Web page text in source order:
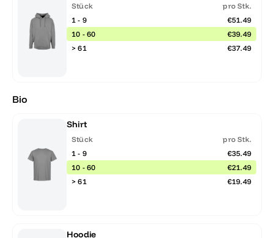
Stück
pro Stk.
1 - 9
€51.49
10 - 60
€39.49
> 61
€37.49
Bio
Shirt
Stück
pro Stk.
1 - 9
€35.49
10 - 60
€21.49
> 61
€19.49
Hoodie